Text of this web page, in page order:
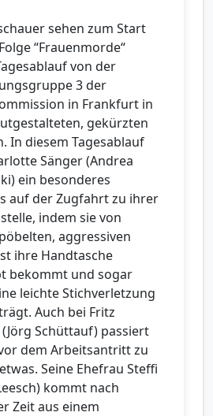
sehen zum Start
“Frauenmorde“
von der
3 der
in Frankfurt in
gekürzten
In diesem Tagesablauf
Sänger (Andrea
ein besonderes
auf der Zugfahrt zu ihrer
indem sie von
aggressiven
ihre Handtasche
bekommt und sogar
leichte Stichverletzung
Auch bei Fritz
Schüttauf) passiert
dem Arbeitsantritt zu
Seine Ehefrau Steffi
kommt nach
Zeit aus einem